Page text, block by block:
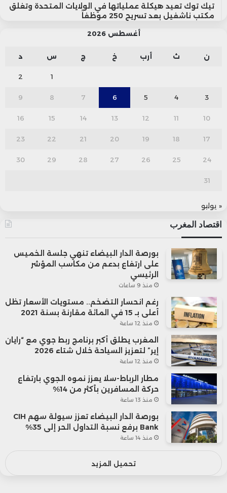
تيك توك تعيد هيكلة عملياتها في الولايات المتحدة وتغلق
مكتب ناشفيل بعد تسريح 250 موظفاً
أغسطس 2026
ن ث أرب خ ج س د
1
2
3
4
5
6
7
8
9
10
11
12
13
14
15
16
17
18
19
20
21
22
23
24
25
26
27
28
29
30
31
« يوليو
اقتصاد المغرب
بورصة الدار البيضاء تنهي جلسة الخميس
على ارتفاع بدعم من مكاسب المؤشر
الرئيسي
منذ 9 ساعات
رغم انحسار التضخم.. مستويات الأسعار تظل
أعلى بـ 15 في المائة مقارنة بسنة 2021
منذ 12 ساعة
المغرب يطلق أكبر برنامج ربط جوي مع “رايان
إير” لتعزيز السياحة خلال شتاء 2026
منذ 12 ساعة
مطار الرباط-سلا يعزز نموه الجوي بارتفاع
حركة المسافرين بأكثر من 14%
منذ 13 ساعة
بورصة الدار البيضاء تعزز سيولة سهم CIH
Bank برفع نسبة التداول الحر إلى 35%
منذ 14 ساعة
تحميل المزيد